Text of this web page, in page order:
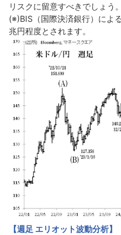
リスクに留意すべきでしょう。
(※)BIS（国際決済銀行）によ
兆円程度とされます。
【週足 エリオット波動分析】